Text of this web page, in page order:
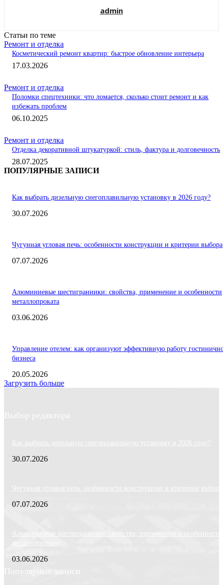
admin
Статьи по теме
Ремонт и отделка
Косметический ремонт квартир: быстрое обновление интерьера
17.03.2026
Ремонт и отделка
Поломки спецтехники: что ломается, сколько стоит ремонт и как
избежать проблем
06.10.2025
Ремонт и отделка
Отделка декоративной штукатуркой: стиль, фактура и долговечность
28.07.2025
ПОПУЛЯРНЫЕ ЗАПИСИ
Как выбрать дизельную снегоплавильную установку в 2026 году?
30.07.2026
Чугунная угловая печь: особенности конструкции и критерии выбора
07.07.2026
Алюминиевые шестигранники: свойства, применение и особенности
металлопроката
03.06.2026
Управление отелем: как организуют эффективную работу
бизнеса
20.05.2026
Загрузить больше
Выбор редактора
Как выбрать дизельную снегоплавильную установку в 2026 году?
30.07.2026
Чугунная угловая печь: особенности конструкции и критерии выбора
07.07.2026
Алюминиевые шестигранники: свойства, применение и особенности
металлопроката
03.06.2026
Популярные записи